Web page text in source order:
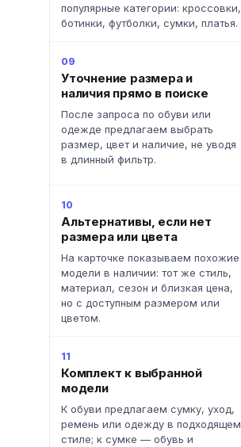
популярные категории: кроссовки,
ботинки, футболки, сумки, платья.
09
Уточнение размера и
наличия прямо в поиске
После запроса по обуви или
одежде предлагаем выбрать
размер, цвет и наличие, не уводя
в длинный фильтр.
10
Альтернативы, если нет
размера или цвета
На карточке показываем похожие
модели в наличии: тот же стиль,
материал, сезон и близкая цена,
но с доступным размером или
цветом.
11
Комплект к выбранной
модели
К обуви предлагаем сумку, уход,
ремень или одежду в подходящем
стиле; к сумке — обувь и